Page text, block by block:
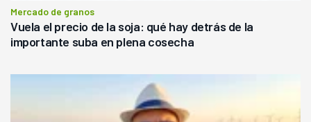
Mercado de granos
Vuela el precio de la soja: qué hay detrás de la
importante suba en plena cosecha